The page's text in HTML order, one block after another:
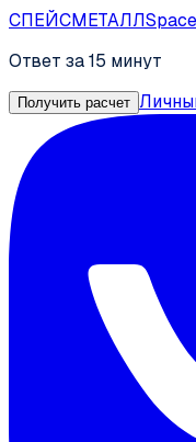
СПЕЙСМЕТАЛЛ
Ответ за 15 минут
Получить расчет